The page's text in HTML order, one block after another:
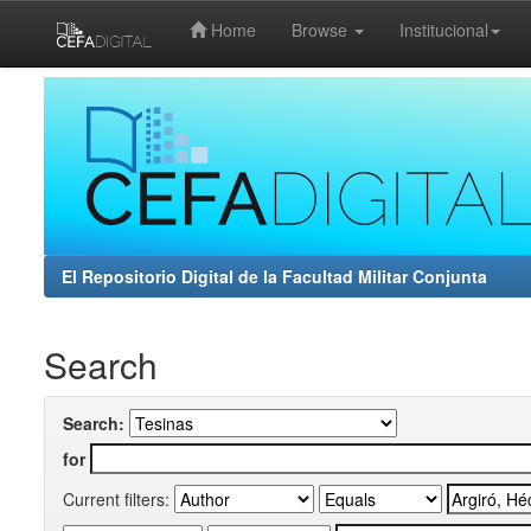
Home Browse Institucional
El Repositorio Digital de la Facultad Militar Conjunta
Search
Search:
for
Current filters: